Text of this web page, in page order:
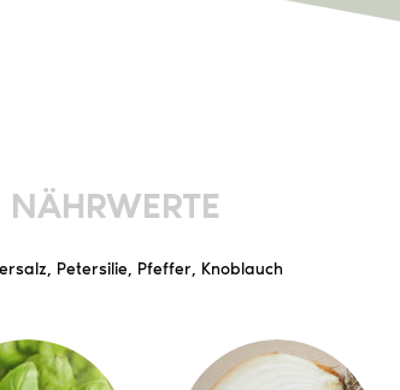
NÄHRWERTE
Petersilie, Pfeffer, Knoblauch